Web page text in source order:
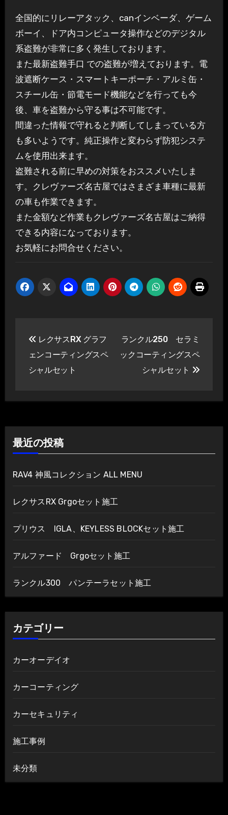
全国的にリレーアタック、canインベーダ、ゲーム
ボーイ、ドア内コンピュータ操作などのデジタル
系盗難が非常に多く発生しております。
また最新盗難手口 での盗難が増えております。電
波遮断ケース・スマートキーポーチ・アルミ缶・
スチール缶・節電モード機能などを行っても今
後、車を盗難から守る事は不可能です。
間違った情報で守れると判断してしまっている方
も多いようです。純正操作と変わらず防犯システ
ムを使用出来ます。
盗難される前に早めの対策をおススメいたしま
す。クレヴァーズ名古屋ではさまざま車種に最新
の車も作業できます。
また金額など作業もクレヴァーズ名古屋はご納得
できる内容になっております。
お気軽にお問合せください。
ナ
シ
ョ
ン
レクサスRX グラフ
ェンコーティングスペ
シャルセット
ランクル250 セラミ
ックコーティングスペ
シャルセット
最近の投稿
RAV4 神風コレクション ALL MENU
レクサスRX Grgoセット施工
プリウス IGLA、KEYLESS BLOCKセット施工
アルファード Grgoセット施工
ランクル300 パンテーラセット施工
カテゴリー
カーオーデイオ
カーコーティング
カーセキュリティ
施工事例
未分類